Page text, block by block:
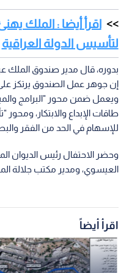
اقرأ أيضا : الملك
لتأسيس الدولة العراقية
بدوره، قال مدير صندوق الملك
إن جوهر عمل الصندوق يرتكز على
ويعمل ضمن محور "البرامج
طاقات الإبداع والابتكار،
للإسهام في الحد من الفقر
وحضر الاحتفال رئيس
العيسوي، ومدير مكتب جلالة
اقرأ أيضاً